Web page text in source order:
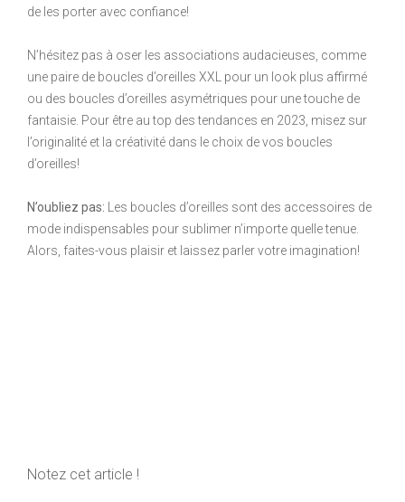
de les porter avec confiance!
N’hésitez pas à oser les associations audacieuses, comme
une paire de boucles d’oreilles XXL pour un look plus affirmé
ou des boucles d’oreilles asymétriques pour une touche de
fantaisie. Pour être au top des tendances en 2023, misez sur
l’originalité et la créativité dans le choix de vos boucles
d’oreilles!
N’oubliez pas: Les boucles d’oreilles sont des accessoires de
mode indispensables pour sublimer n’importe quelle tenue.
Alors, faites-vous plaisir et laissez parler votre imagination!
Notez cet article !